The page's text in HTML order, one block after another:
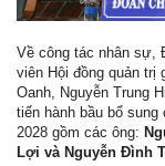
Về công tác nhân sự,
viên Hội đồng quản trị
Oanh, Nguyễn Trung
tiến hành bầu bổ
2028 gồm các ông:
Lợi và Nguyễn Đình